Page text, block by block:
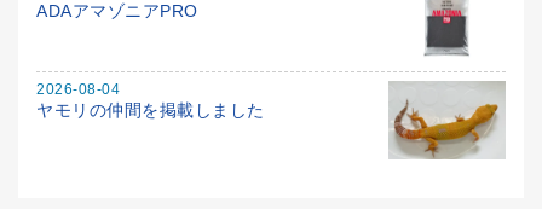
ADAアマゾニアPRO
2026-08-04
ヤモリの仲間を掲載しました